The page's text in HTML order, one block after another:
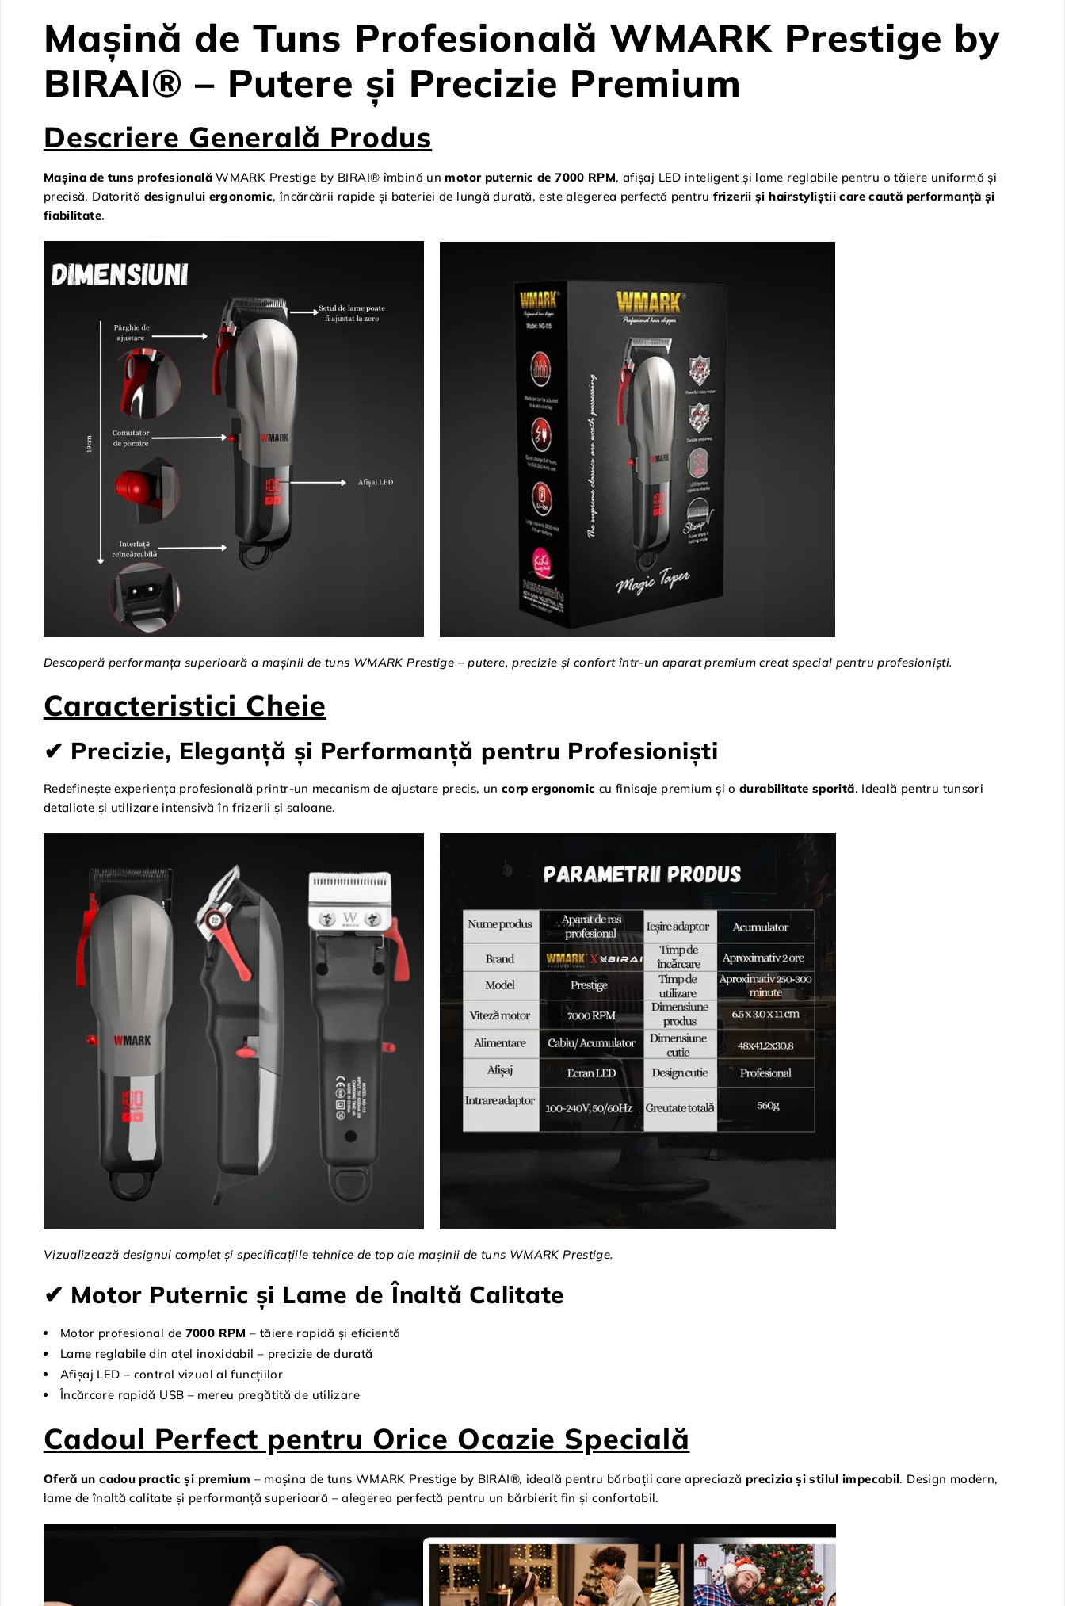
Mașină de Tuns Profesională WMARK Prestige by
BIRAI® – Putere și Precizie Premium
Descriere Generală Produs
Mașina de tuns profesionalăWMARK Prestige by BIRAI® îmbină unmotor puternic de 7000 RPM, afișaj LED inteligent și lame reglabile pentru o tăiere uniformă și
precisă. Datorită designului ergonomic, încărcării rapide și bateriei de lungă durată, este alegerea perfectă pentru frizerii și hairstyliștii care caută performanță și
fiabilitate.
Descoperă performanța superioară a mașinii de tuns WMARK Prestige – putere, precizie și confort într-un aparat premium creat special pentru profesioniști.
Caracteristici Cheie
✔ Precizie, Eleganță și Performanță pentru Profesioniști
Redefinește experiența profesională printr-un mecanism de ajustare precis, un corp ergonomic cu finisaje premium și o durabilitate sporită. Ideală pentru tunsori
detaliate și utilizare intensivă în frizerii și saloane.
Vizualizează designul complet și specificațiile tehnice de top ale mașinii de tuns WMARK Prestige.
✔ Motor Puternic și Lame de Înaltă Calitate
Motor profesional de 7000 RPM – tăiere rapidă și eficientă
Lame reglabile din oțel inoxidabil – precizie de durată
Afișaj LED – control vizual al funcțiilor
Încărcare rapidă USB – mereu pregătită de utilizare
Cadoul Perfect pentru Orice Ocazie Specială
Oferă un cadou practic și premium – mașina de tuns WMARK Prestige by BIRAI®, ideală pentru bărbații care apreciază precizia și stilul impecabil. Design modern,
lame de înaltă calitate și performanță superioară – alegerea perfectă pentru un bărbierit fin și confortabil.